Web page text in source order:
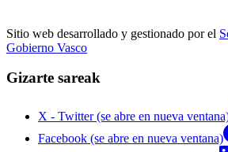
Sitio web desarrollado y gestionado por el
Gobierno Vasco
Gizarte sareak
X - Twitter (se abre en nueva
Facebook (se abre en nueva ventana)